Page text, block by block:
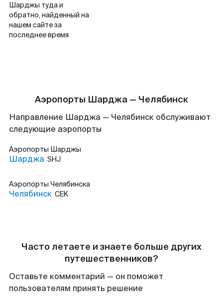
Шарджы туда и
обратно, найденный на
нашем сайте за
последнее время
Аэропорты Шарджа — Челябинск
Направление Шарджа — Челябинск обслуживают
следующие аэропорты
Аэропорты Шарджы
Шарджа SHJ
Аэропорты Челябинска
Челябинск CEK
Часто летаете и знаете больше других
путешественников?
Оставьте комментарий — он поможет
пользователям принять решение